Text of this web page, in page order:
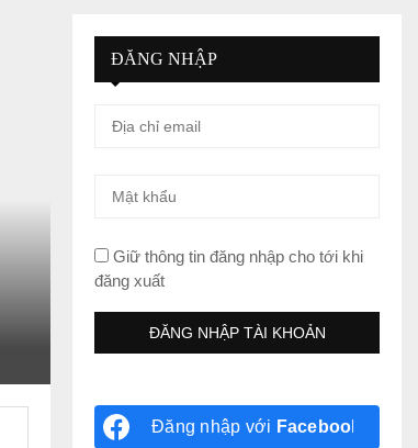
ĐĂNG NHẬP
Giữ thông tin đăng nhập cho tới khi
đăng xuất
Đăng nhập với Facebook